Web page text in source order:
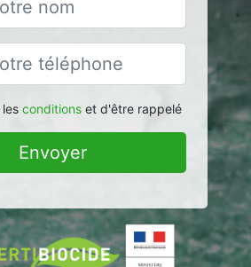
conditionset d'être rappelé
Envoyer